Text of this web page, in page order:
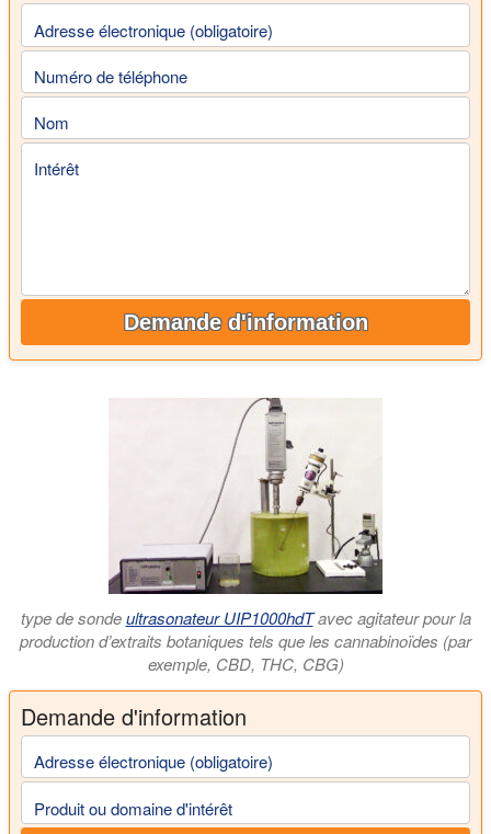
Adresse électronique (obligatoire)
Numéro de téléphone
Nom
Intérêt
Demande d'information
type de sondeultrasonateur UIP1000hdTavec agitateur pour la
production d’extraits botaniques tels que les cannabinoïdes (par
exemple, CBD, THC, CBG)
Demande d'information
Adresse électronique (obligatoire)
Produit ou domaine d'intérêt